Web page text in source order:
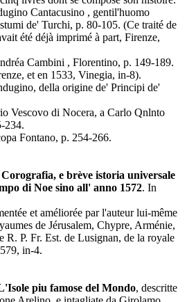
Cantacusino , gentil'huomo
de' Turchi, p. 80-105. (Ce traité de
été déjà imprimé à part, Firenze,
Cambini , Florentino, p. 149-189.
et en 1533, Vinegia, in-8).
della origine de' Principi de'
Vescovo di Nocera, a Carlo Qnlnto
234.
Fontano, p. 254-266.
e brève istoria universale
di Noe sino all' anno 1572. In
et améliorée par l'auteur lui-même
de Jérusalem, Chypre, Arménie,
R. P. Fr. Est. de Lusignan, de la royale
in-4.
piu famose del Mondo, descritte